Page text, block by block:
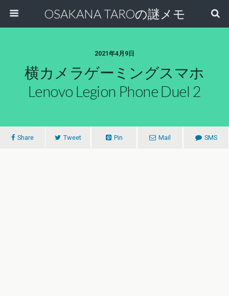
OSAKANA TAROの謎メモ
2021年4月9日
横カメラゲーミングスマホ
Lenovo Legion Phone Duel 2
Share Tweet Pin Mail SMS